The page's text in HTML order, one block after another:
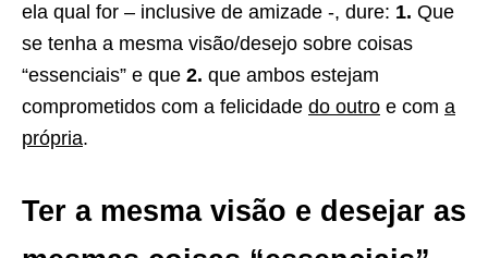
ela qual for – inclusive de amizade -, dure: 1. Que
se tenha a mesma visão/desejo sobre coisas
“essenciais” e que 2. que ambos estejam
comprometidos com a felicidade do outro e com a
própria.
Ter a mesma visão e desejar as